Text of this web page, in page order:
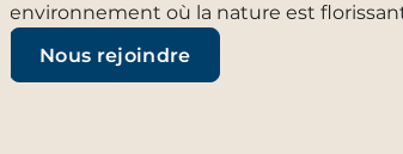
environnement où la nature est
Nous rejoindre